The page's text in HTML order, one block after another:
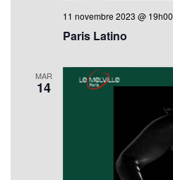
Paris Latino
11 novembre 2023 @ 19h00
MAR
14